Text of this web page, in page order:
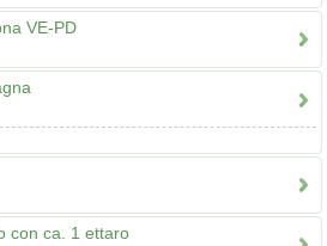
VE-PD
con ca. 1 ettaro